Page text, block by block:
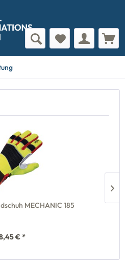
MECHANIC 185
€ *